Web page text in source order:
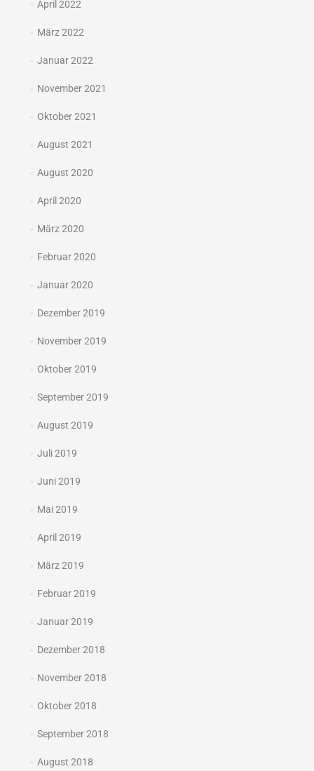
April 2022
März 2022
Januar 2022
November 2021
Oktober 2021
August 2021
August 2020
April 2020
März 2020
Februar 2020
Januar 2020
Dezember 2019
November 2019
Oktober 2019
September 2019
August 2019
Juli 2019
Juni 2019
Mai 2019
April 2019
März 2019
Februar 2019
Januar 2019
Dezember 2018
November 2018
Oktober 2018
September 2018
August 2018